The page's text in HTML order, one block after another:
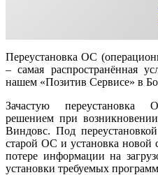
Переустановка ОС
– самая распространённая
нашем «Позитив Сервисе» в
Зачастую переустановка
решением при
Виндовс. Под
старой ОС и установка новой
потере информации на
установки требуемых